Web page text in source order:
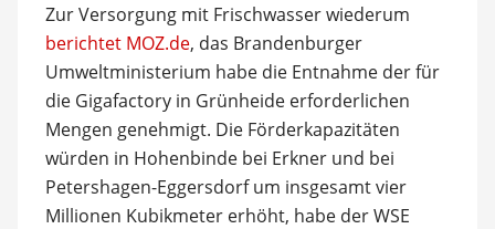
Zur Versorgung mit Frischwasser wiederum
berichtet MOZ.de, das Brandenburger
Umweltministerium habe die Entnahme der für
die Gigafactory in Grünheide erforderlichen
Mengen genehmigt. Die Förderkapazitäten
würden in Hohenbinde bei Erkner und bei
Petershagen-Eggersdorf um insgesamt vier
Millionen Kubikmeter erhöht, habe der WSE